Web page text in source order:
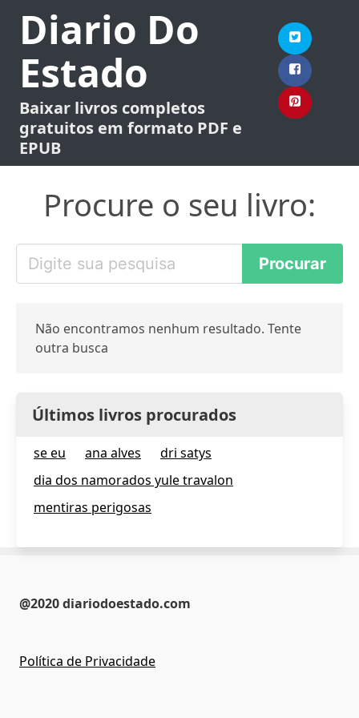
Diario Do
Estado
Baixar livros completos
gratuitos em formato PDF e
EPUB
Procure o seu livro:
Não encontramos nenhum resultado. Tente
outra busca
Últimos livros procurados
se eu ana alves
dri satys
dia dos namorados yule travalon
mentiras perigosas
@2020 diariodoestado.com
Política de Privacidade